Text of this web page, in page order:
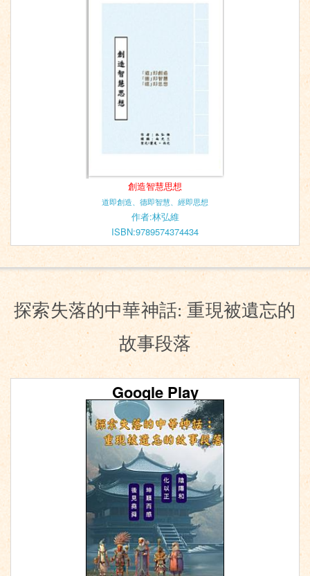
創造智慧思想
道即創造、德即智慧、經即思想
作者:林弘維
ISBN:9789574374434
探索失落的中華神話: 重現被遺忘的
故事段落
Google Play